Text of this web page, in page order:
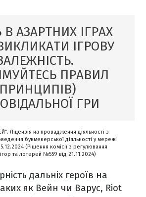
В АЗАРТНИХ ІГРАХ
ІГРОВУ
ПРАВИЛ
ГРИ
Ліцензія на провадження діяльності з
букмекерської діяльності у мережі
(Рішення комісії з регулювання
та лотерей №559 від 21.11.2024)
дальніх героїв на
як Вейн чи Варус, Riot